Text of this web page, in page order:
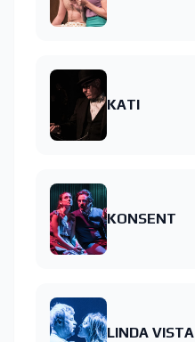
KATI
KONSENT
LINDA VISTA